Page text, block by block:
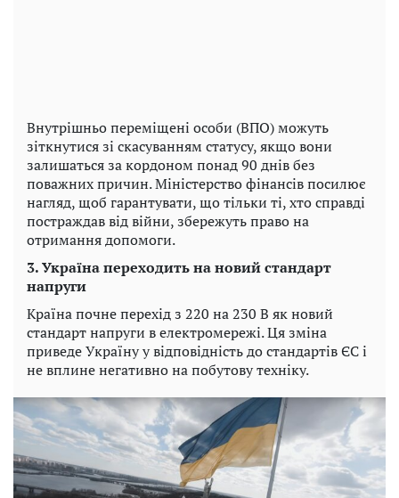
Внутрішньо переміщені особи (ВПО) можуть
зіткнутися зі скасуванням статусу, якщо вони
залишаться за кордоном понад 90 днів без
поважних причин. Міністерство фінансів посилює
нагляд, щоб гарантувати, що тільки ті, хто справді
постраждав від війни, збережуть право на
отримання допомоги.
3. Україна переходить на новий стандарт
напруги
Країна почне перехід з 220 на 230 В як новий
стандарт напруги в електромережі. Ця зміна
приведе Україну у відповідність до стандартів ЄС і
не вплине негативно на побутову техніку.